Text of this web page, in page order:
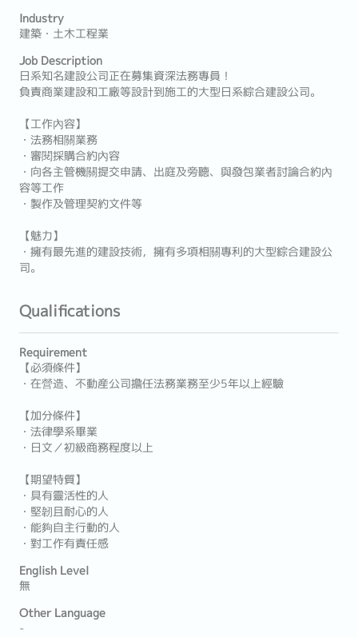
Industry
建築・土木工程業
Job Description
日系知名建設公司正在募集資深法務專員！
負責商業建設和工廠等設計到施工的大型日系綜合建設公司。
【工作內容】
・法務相關業務
・審閱採購合約內容
・向各主管機關提交申請、出庭及旁聽、與發包業者討論合約內
容等工作
・製作及管理契約文件等
【魅力】
・擁有最先進的建設技術，擁有多項相關專利的大型綜合建設公
司。
Qualifications
Requirement
【必須條件】
・在營造、不動産公司擔任法務業務至少5年以上經驗
【加分條件】
・法律學系畢業
・日文／初級商務程度以上
【期望特質】
・具有靈活性的人
・堅韌且耐心的人
・能夠自主行動的人
・對工作有責任感
English Level
無
Other Language
-